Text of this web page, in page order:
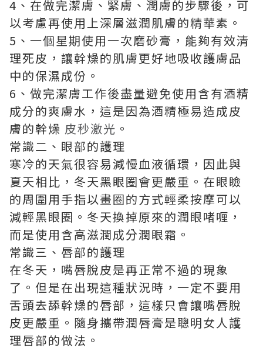
4、在做完潔膚、緊膚、潤膚的步驟後，可
以考慮再使用上深層滋潤肌膚的精華素。
5、一個星期使用一次磨砂膏，能夠有效清
理死皮，讓幹燥的肌膚更好地吸收護膚品
中的保濕成份。
6、做完潔膚工作後盡量避免使用含有酒精
成分的爽膚水，這是因為酒精極易造成皮
膚的幹燥 皮秒激光 。
常識二、眼部的護理
寒冷的天氣很容易減慢血液循環，因此與
夏天相比，冬天黑眼圈會更嚴重。在眼瞼
的周圍用手指以畫圈的方式輕柔按摩可以
減輕黑眼圈。冬天換掉原來的潤眼啫喱，
而是使用含高滋潤成分潤眼霜。
常識三、唇部的護理
在冬天，嘴唇脫皮是再正常不過的現象
了。但是在出現這種狀況時，一定不要用
舌頭去舔幹燥的唇部，這樣只會讓嘴唇脫
皮更嚴重。隨身攜帶潤唇膏是聰明女人護
理唇部的做法。